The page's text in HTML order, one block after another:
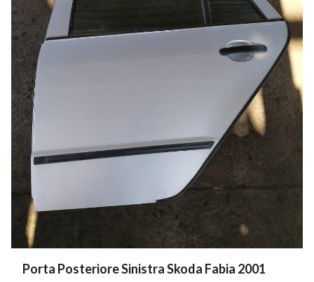
Porta Posteriore Sinistra Skoda Fabia 2001